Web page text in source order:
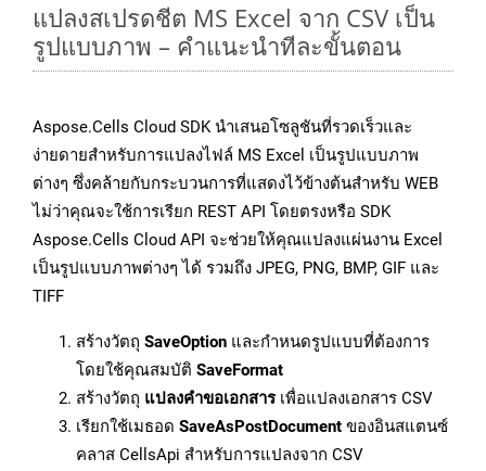
แปลงสเปรดชีต MS Excel จาก CSV เป็น
รูปแบบภาพ – คำแนะนำทีละขั้นตอน
Aspose.Cells Cloud SDK นำเสนอโซลูชันที่รวดเร็วและ
ง่ายดายสำหรับการแปลงไฟล์ MS Excel เป็นรูปแบบภาพ
ต่างๆ ซึ่งคล้ายกับกระบวนการที่แสดงไว้ข้างต้นสำหรับ WEB
ไม่ว่าคุณจะใช้การเรียก REST API โดยตรงหรือ SDK
Aspose.Cells Cloud API จะช่วยให้คุณแปลงแผ่นงาน Excel
เป็นรูปแบบภาพต่างๆ ได้ รวมถึง JPEG, PNG, BMP, GIF และ
TIFF
สร้างวัตถุ SaveOption และกำหนดรูปแบบที่ต้องการ
โดยใช้คุณสมบัติ SaveFormat
สร้างวัตถุ แปลงคำขอเอกสารเพื่อแปลงเอกสาร CSV
เรียกใช้เมธอด SaveAsPostDocument ของอินสแตนซ์
คลาส CellsApi สำหรับการแปลงจาก CSV